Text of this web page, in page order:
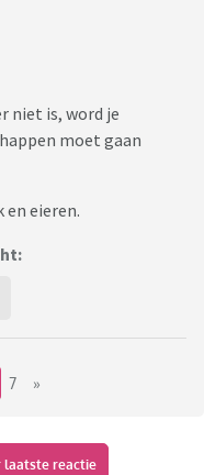
niet is, word je
moet gaan
eieren.
7 »
laatste reactie